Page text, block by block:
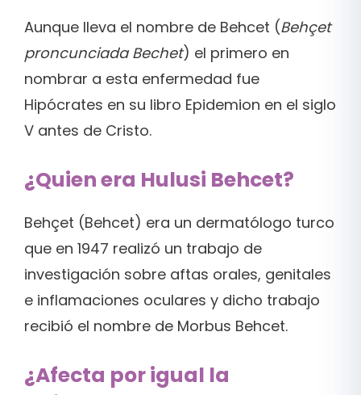
Aunque lleva el nombre de Behcet (Behçet
proncunciada Bechet) el primero en
nombrar a esta enfermedad fue
Hipócrates en su libro Epidemion en el siglo
V antes de Cristo.
¿Quien era Hulusi Behcet?
Behçet (Behcet) era un dermatólogo turco
que en 1947 realizó un trabajo de
investigación sobre aftas orales, genitales
e inflamaciones oculares y dicho trabajo
recibió el nombre de Morbus Behcet.
¿Afecta por igual la